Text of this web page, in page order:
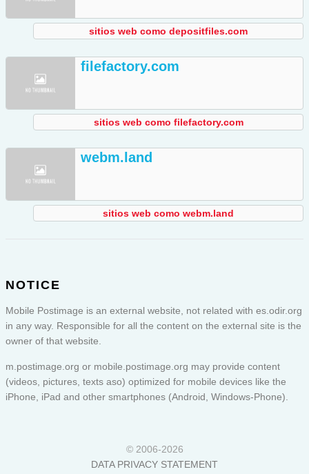
sitios web como depositfiles.com
filefactory.com
sitios web como filefactory.com
webm.land
sitios web como webm.land
NOTICE
Mobile Postimage is an external website, not related with es.odir.org
in any way. Responsible for all the content on the external site is the
owner of that website.
m.postimage.org or mobile.postimage.org may provide content
(videos, pictures, texts aso) optimized for mobile devices like the
iPhone, iPad and other smartphones (Android, Windows-Phone).
© 2006-2026
DATA PRIVACY STATEMENT